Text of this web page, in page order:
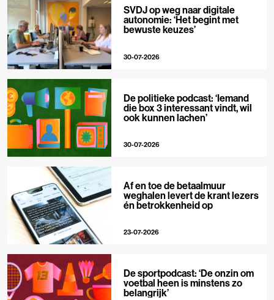
SVDJ op weg naar digitale
autonomie: ‘Het begint met
bewuste keuzes’
30-07-2026
De politieke podcast: ‘Iemand
die box 3 interessant vindt, wil
ook kunnen lachen’
30-07-2026
Af en toe de betaalmuur
weghalen levert de krant lezers
én betrokkenheid op
23-07-2026
De sportpodcast: ‘De onzin om
voetbal heen is minstens zo
belangrijk’